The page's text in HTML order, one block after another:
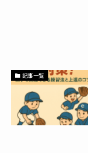
記事一覧